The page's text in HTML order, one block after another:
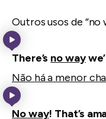
Outros usos de “no
There’s no way
Não há a menor
No way! That’s